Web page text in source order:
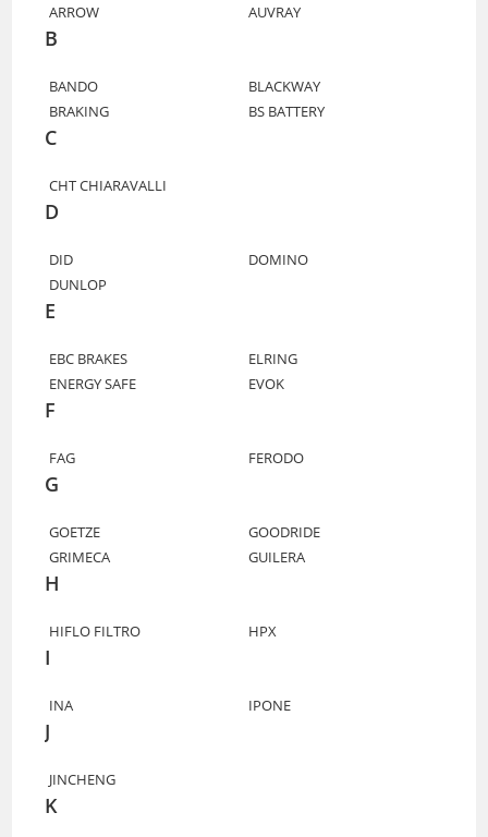
ARROW AUVRAY
B
BANDO
BLACKWAY
BRAKING
BS BATTERY
C
CHT CHIARAVALLI
D
DID
DOMINO
DUNLOP
E
EBC BRAKES
ELRING
ENERGY SAFE
EVOK
F
FAG FERODO
G
GOETZE
GOODRIDE
GRIMECA
GUILERA
H
HIFLO FILTRO HPX
I
INA IPONE
J
JINCHENG
K